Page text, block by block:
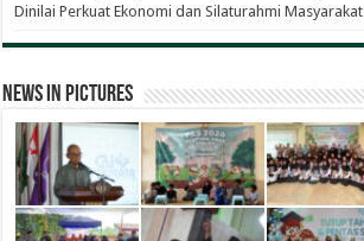
Dinilai Perkuat Ekonomi dan Silaturahmi Masyarakat
News in Pictures